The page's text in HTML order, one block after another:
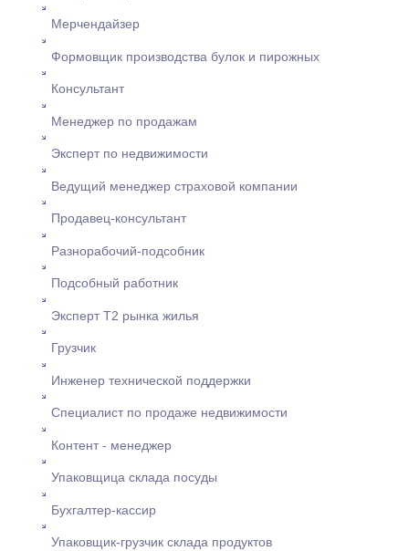
Мерчендайзер
Формовщик производства булок и пирожных
Консультант
Менеджер по продажам
Эксперт по недвижимости
Ведущий менеджер страховой компании
Продавец-консультант
Разнорабочий-подсобник
Подсобный работник
Эксперт Т2 рынка жилья
Грузчик
Инженер технической поддержки
Специалист по продаже недвижимости
Контент - менеджер
Упаковщица склада посуды
Бухгалтер-кассир
Упаковщик-грузчик склада продуктов